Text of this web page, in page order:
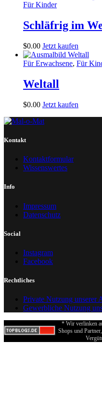
Für Kinder
Schläfrig im
$0.00 Jetzt kaufen
Für Erwachsene, Für
Weltall
$0.00 Jetzt kaufen
Kontakt
Kontaktformular
Wissenswertes
Info
Impressum
Datenschutz
Social
Instagram
Facebook
Rechtliches
Private Nutzung unserer
Gewerbliche Nutzung
* Wir verlinken
Shops und